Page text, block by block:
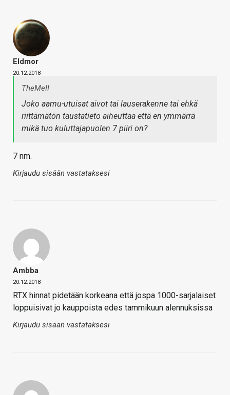
Eldmor
20.12.2018
TheMeII
Joko aamu-utuisat aivot tai lauserakenne tai ehkä
riittämätön taustatieto aiheuttaa että en ymmärrä
mikä tuo kuluttajapuolen 7 piiri on?
7 nm.
Kirjaudu sisään vastataksesi
Ambba
20.12.2018
RTX hinnat pidetään korkeana että jospa 1000-sarjalaiset
loppuisivat jo kauppoista edes tammikuun alennuksissa
Kirjaudu sisään vastataksesi